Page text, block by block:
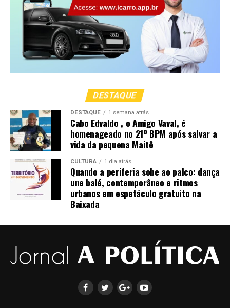
Nossa preocupação é construir uma base sólida para
humanos e para a máquina, seguindo uma semântica
ideal para indexar o seu site e trazer bons resultados
orgânicos.
CONTATO:
Site:https://moxmidia.com.br/
E-mail: moxmidia@moxmidia.com.br
Telefone/ Whatsapp:(41) 9 9735-5599
DESTAQUE
DESTAQUE 1 semana atrás
Cabo Edvaldo , o Amigo Vaval, é
homenageado no 21º BPM após salvar a
vida da pequena Maitê
CULTURA 1 dia atrás
Quando a periferia sobe ao palco: dança
une balé, contemporâneo e ritmos
urbanos em espetáculo gratuito na
Baixada